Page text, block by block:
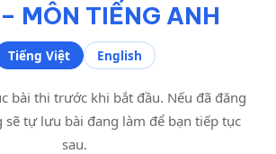
MÔN TIẾNG ANH
Tiếng Việt English
bài thi trước khi bắt đầu. Nếu đã đăng
sẽ tự lưu bài đang làm để bạn tiếp tục
sau.